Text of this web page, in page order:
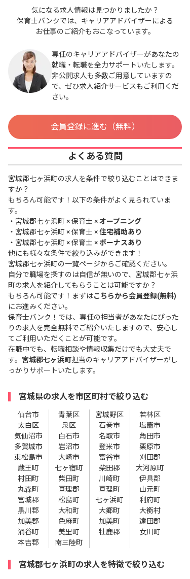
気になる求人情報は見つかりましたか？
保育士バンクでは、キャリアアドバイザーによる
お仕事のご紹介もおこなっています。
専任のキャリアアドバイザーがあなたの
就職・転職を全力サポートいたします。
非公開求人も多数ご用意していますの
で、ぜひ求人紹介サービスもご利用くだ
さい。
会員登録に進む（無料）
よくある質問
宮城郡七ヶ浜町の求人を条件で絞り込むことはできま
すか？
もちろん可能です！以下の条件がよく見られていま
す。
・ 宮城郡七ヶ浜町 × 保育士 ×オープニング
・ 宮城郡七ヶ浜町 × 保育士 ×住宅補助あり
・ 宮城郡七ヶ浜町 × 保育士 ×ボーナスあり
他にも様々な条件で絞り込みができます！
宮城郡七ヶ浜町の一覧ページからご確認ください。
自分で職場を探すのは自信が無いので、宮城郡七ヶ浜
町の求人を紹介してもらうことは可能ですか？
もちろん可能です！まずはこちらから会員登録(無料)
にお進みください。
保育士バンク！では、専任の担当者があなたにぴった
りの求人を完全無料でご紹介いたしますので、安心し
てご利用いただくことが可能です。
在職中でも、転職相談や情報収集だけでも大丈夫で
す。 宮城郡七ヶ浜町担当のキャリアアドバイザーがし
っかりサポートいたします。
宮城県の求人を市区町村で絞り込む
仙台市 青葉区 宮城野区
若林区
太白区
泉区 石巻市
塩竈市
気仙沼市
白石市 名取市
角田市
多賀城市
岩沼市 登米市
栗原市
東松島市
大崎市 富谷市
刈田郡
蔵王町
七ヶ宿町 柴田郡
大河原町
村田町
柴田町 川崎町
伊具郡
丸森町
亘理郡 亘理町
山元町
宮城郡
松島町 七ヶ浜町
利府町
黒川郡
大和町 大郷町
大衡村
加美郡
色麻町 加美町
遠田郡
涌谷町
美里町 牡鹿郡
女川町
本吉郡
南三陸町
宮城郡七ヶ浜町の求人を特徴で絞り込む